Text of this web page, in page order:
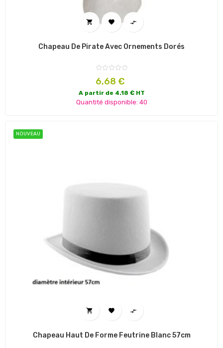
  
Chapeau De Pirate Avec Ornements Dorés
Prix
6,68 €
A partir de 4.18 € HT
Quantité disponible: 40
NOUVEAU
  
Chapeau Haut De Forme Feutrine Blanc 57cm